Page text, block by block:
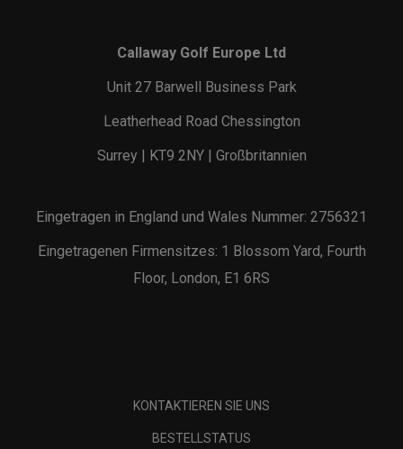
Callaway Golf Europe Ltd
Unit 27 Barwell Business Park
Leatherhead Road Chessington
Surrey | KT9 2NY | Großbritannien
Eingetragen in England und Wales Nummer: 2756321
Eingetragenen Firmensitzes: 1 Blossom Yard, Fourth
Floor, London, E1 6RS
KONTAKTIEREN SIE UNS
BESTELLSTATUS